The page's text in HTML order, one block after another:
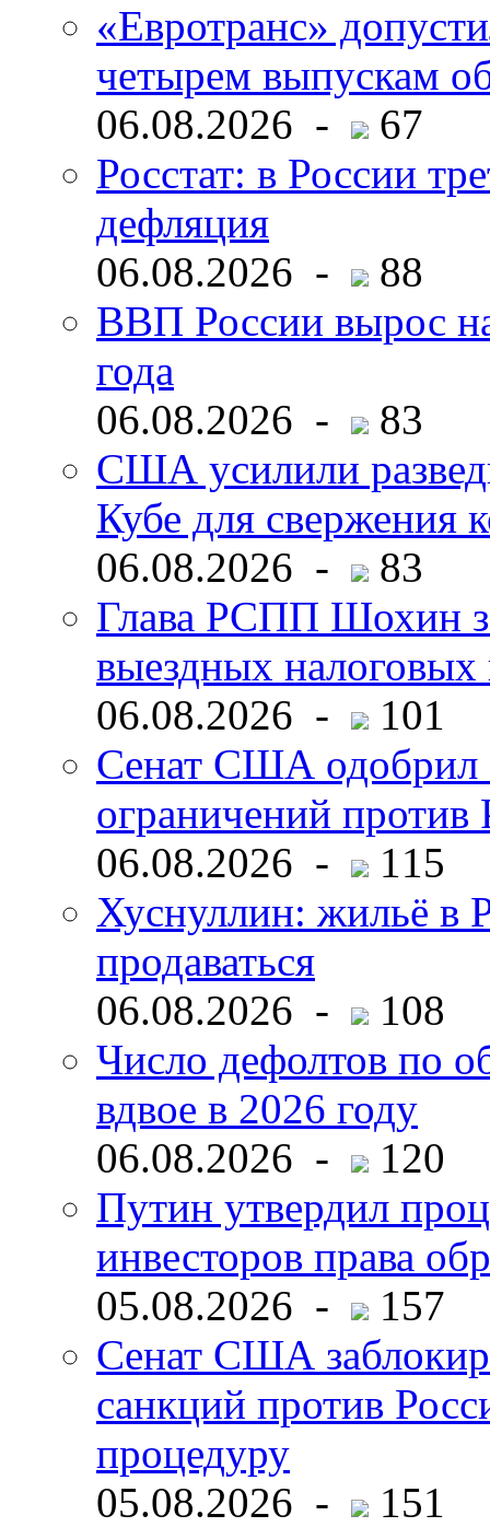
«Евротранс»
четырем выпускам
06.08.2026 -
67
Росстат: в России
дефляция
06.08.2026 -
88
ВВП России вырос
года
06.08.2026 -
83
США усилили
Кубе для свержения
06.08.2026 -
83
Глава РСПП Шохин
выездных налоговых
06.08.2026 -
101
Сенат США одобрил
ограничений
06.08.2026 -
115
Хуснуллин: жильё в
продаваться
06.08.2026 -
108
Число дефолтов по
вдвое в 2026 году
06.08.2026 -
120
Путин утвердил
инвесторов права
05.08.2026 -
157
Сенат США
санкций против
процедуру
05.08.2026 -
151